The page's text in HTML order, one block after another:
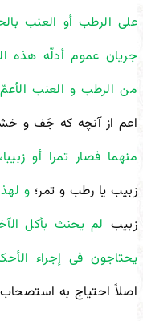
على الرطب أو العنب
جریان عموم أدلّه هذه
من الرطب و العنب
اعم از آنچه که جَف و
منهما فصار تمرا أو
زبیب یا رطب و تمر؛ و
زبیب لم یحنث بأکل
یحتاجون فی إجراء
اصلاً احتیاج به استصحاب